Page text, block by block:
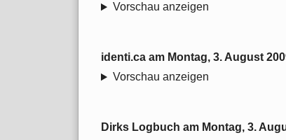
Vorschau anzeigen
identi.ca am Montag, 3. August
Vorschau anzeigen
Dirks Logbuch am Montag, 3.